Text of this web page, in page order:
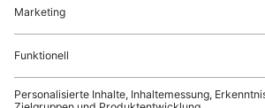
den Beeren-Klassikern nicht